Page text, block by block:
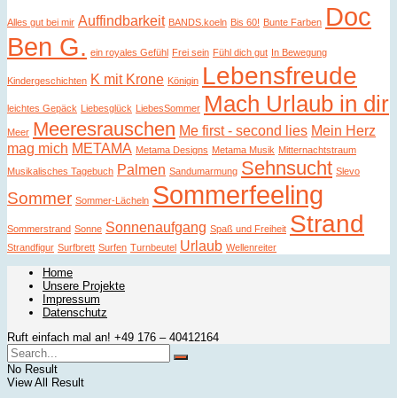
Alles gut bei mir Auffindbarkeit BANDS.koeln Bis 60! Bunte Farben Doc
Ben G. ein royales Gefühl Frei sein Fühl dich gut In Bewegung
Kindergeschichten K mit Krone Königin Lebensfreude
leichtes Gepäck Liebesglück LiebesSommer Mach Urlaub in dir
Meer Meeresrauschen Me first - second lies Mein Herz
mag mich METAMA Metama Designs Metama Musik Mitternachtstraum
Musikalisches Tagebuch Palmen Sandumarmung Sehnsucht Slevo
Sommer Sommer-Lächeln Sommerfeeling
Sommerstrand Sonne Sonnenaufgang Spaß und Freiheit Strand
Strandfigur Surfbrett Surfen Turnbeutel Urlaub Wellenreiter
Home
Unsere Projekte
Impressum
Datenschutz
Ruft einfach mal an! +49 176 – 40412164
No Result
View All Result